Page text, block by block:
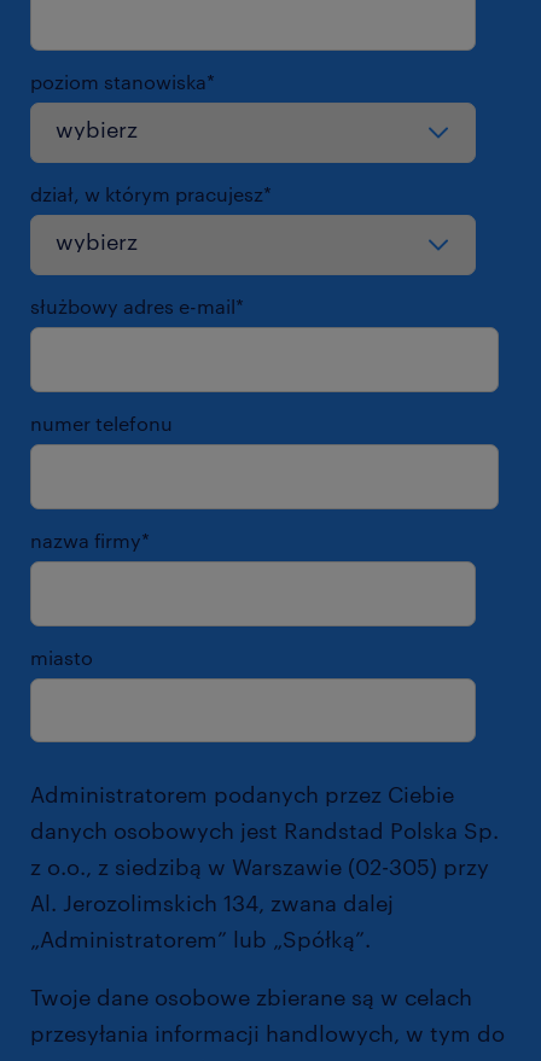
poziom stanowiska*
dział, w którym pracujesz*
służbowy adres e-mail*
numer telefonu
nazwa firmy*
miasto
Administratorem podanych przez Ciebie
danych osobowych jest Randstad Polska Sp.
z o.o., z siedzibą w Warszawie (02-305) przy
Al. Jerozolimskich 134, zwana dalej
„Administratorem” lub „Spółką”.
Twoje dane osobowe zbierane są w celach
przesyłania informacji handlowych, w tym do